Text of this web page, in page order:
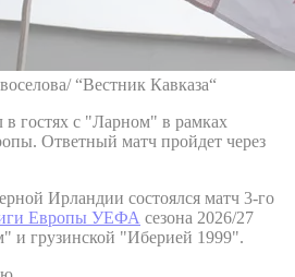
“Вестник Кавказа“
гостях с "Ларном" в рамках
Ответный матч пройдет через
Ирландии состоялся матч 3-го
Европы УЕФА сезона 2026/27
и грузинской "Иберией 1999".